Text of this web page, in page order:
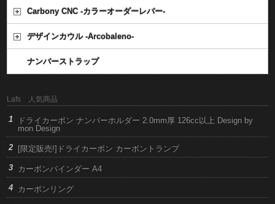
Carbony CNC -カラーオーダーレバー-
デザインカウル -Arcobaleno-
ナンバーストラップ
Lafs 人気商品
ドライカーボン ナンバーホルダー 2.0mm厚 126cc以上 Design by
mon Design
[限定販売!]ドライカーボン カーボントランプ
カーボンバインダー A4
カーボンリング